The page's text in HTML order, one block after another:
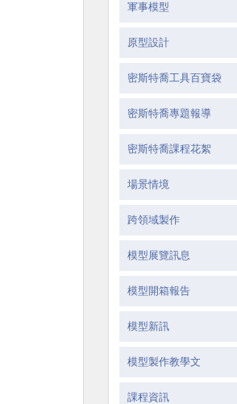
軍事模型
原型設計
密斯特喬工具百寶袋
密斯特喬專題報導
密斯特喬課程花絮
場景情境
跨領域製作
模型展覽訊息
模型開箱報告
模型新訊
模型製作教學文
課程資訊